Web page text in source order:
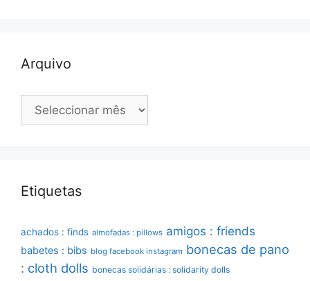
Arquivo
Arquivo
Etiquetas
achados : finds almofadas : pillows amigos : friends
babetes : bibs blog facebook instagram bonecas de pano
: cloth dolls bonecas solidárias : solidarity dolls